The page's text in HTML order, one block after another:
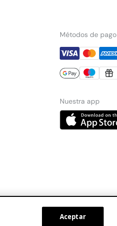
Métodos de pago
Nuestra app
Marcas Tendam:
Aceptar